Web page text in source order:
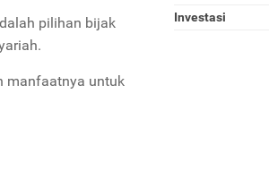
pilihan bijak
manfaatnya untuk
Investasi